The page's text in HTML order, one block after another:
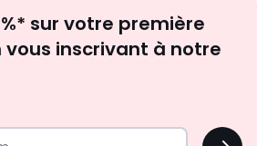
newsletter
sur votre première
inscrivant à notre
OK